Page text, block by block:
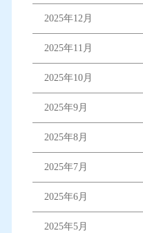
2025年12月
2025年11月
2025年10月
2025年9月
2025年8月
2025年7月
2025年6月
2025年5月